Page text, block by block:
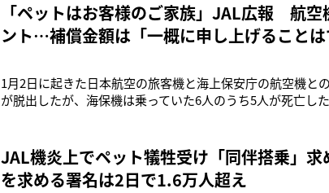
「ペットはお客様のご家族」JAL広報 航
ント…補償金額は「一概に申し上げることは
1月2日に起きた日本航空の旅客機と海上保安庁の航空機と
が脱出したが、海保機は乗っていた6人のうち5人が死亡し
中に衝撃を与えたが、さらなる悲劇が。事故に遭った日
の、いずれも救出は叶わなかったと
JAL機炎上でペット犠牲受け「同伴搭乗」
を求める署名は2日で1.6万人超え